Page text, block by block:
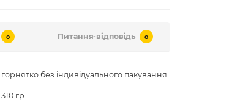
0 Питання-відповідь 0
горнятко без індивідуального пакування
310 гр